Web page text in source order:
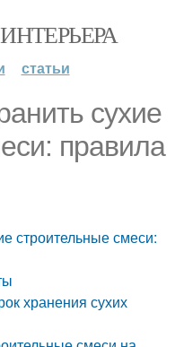
статьи
сухие
правила
строительные смеси:
хранения сухих